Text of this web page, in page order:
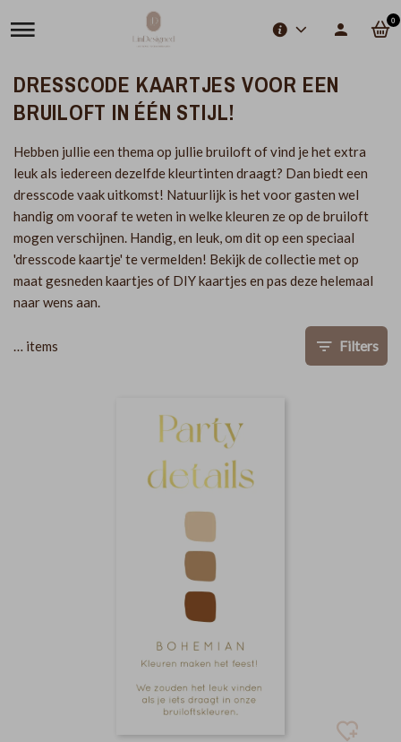
0
DRESSCODE KAARTJES VOOR EEN
BRUILOFT IN ÉÉN STIJL!
Hebben jullie een thema op jullie bruiloft of vind je het extra
leuk als iedereen dezelfde kleurtinten draagt? Dan biedt een
dresscode vaak uitkomst! Natuurlijk is het voor gasten wel
handig om vooraf te weten in welke kleuren ze op de bruiloft
mogen verschijnen. Handig, en leuk, om dit op een speciaal
'dresscode kaartje' te vermelden! Bekijk de collectie met op
maat gesneden kaartjes of DIY kaartjes en pas deze helemaal
naar wens aan.
… items Filters